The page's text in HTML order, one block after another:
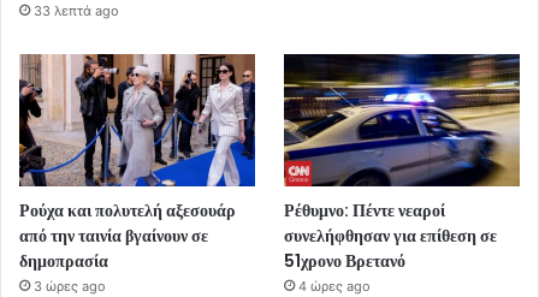
33 λεπτά ago
Ρούχα και πολυτελή αξεσουάρ
από την ταινία βγαίνουν σε
δημοπρασία
3 ώρες ago
Ρέθυμνο: Πέντε νεαροί
συνελήφθησαν για επίθεση σε
51χρονο Βρετανό
4 ώρες ago